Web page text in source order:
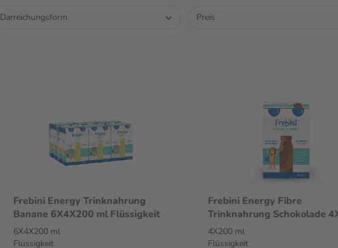
Darreichungsform Preis
Frebini Energy Trinknahrung
Banane 6X4X200 ml Flüssigkeit
6X4X200 ml
Flüssigkeit
Frebini Energy Fibre
Trinknahrung Schokolade
ml Flüssigkeit
4X200 ml
Flüssigkeit